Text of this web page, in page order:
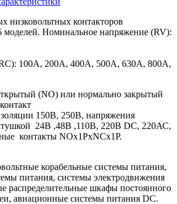
низковольтных контакторов
моделей. Номинальное напряжение (RV):
100А, 200А, 400А, 500А, 630А, 800А,
(NO) или нормально закрытый
150В, 250В, напряжения
24В ,48В ,110В, 220В DC, 220АС,
контакты NOx1PxNCx1P.
корабельные системы питания,
питания, системы электродвижения
распределительные шкафы постоянного
авиационные системы питания DC.